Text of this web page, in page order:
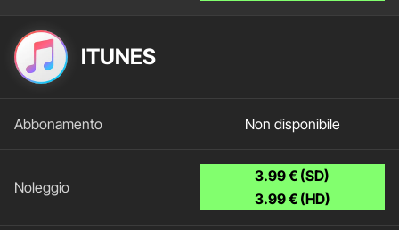
ITUNES
Non disponibile
3.99 € (SD)
3.99 € (HD)